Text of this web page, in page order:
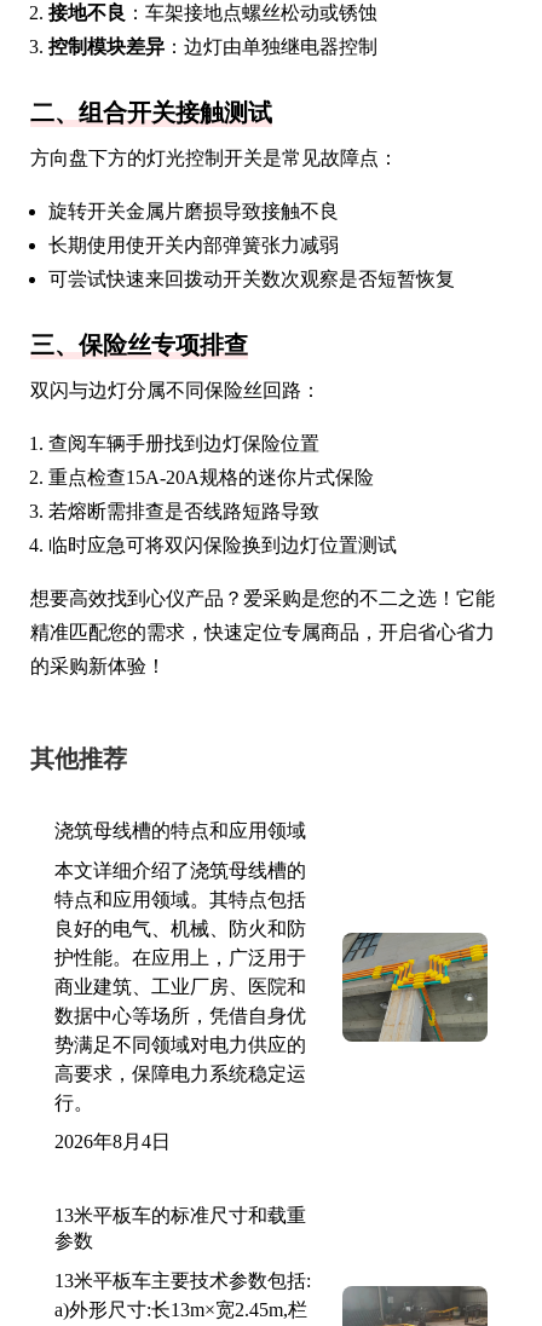
接地不良 ：车架接地点螺丝松动或锈蚀
控制模块差异 ：边灯由单独继电器控制
二、组合开关接触测试
方向盘下方的灯光控制开关是常见故障点：
旋转开关金属片磨损导致接触不良
长期使用使开关内部弹簧张力减弱
可尝试快速来回拨动开关数次观察是否短暂恢复
三、保险丝专项排查
双闪与边灯分属不同保险丝回路：
查阅车辆手册找到边灯保险位置
重点检查15A-20A规格的迷你片式保险
若熔断需排查是否线路短路导致
临时应急可将双闪保险换到边灯位置测试
想要高效找到心仪产品？爱采购是您的不二之选！它能
精准匹配您的需求，快速定位专属商品，开启省心省力
的采购新体验！
其他推荐
浇筑母线槽的特点和应用领域
本文详细介绍了浇筑母线槽的
特点和应用领域。其特点包括
良好的电气、机械、防火和防
护性能。在应用上，广泛用于
商业建筑、工业厂房、医院和
数据中心等场所，凭借自身优
势满足不同领域对电力供应的
高要求，保障电力系统稳定运
行。
2026年8月4日
13米平板车的标准尺寸和载重
参数
13米平板车主要技术参数包括:
a)外形尺寸:长13m×宽2.45m,栏